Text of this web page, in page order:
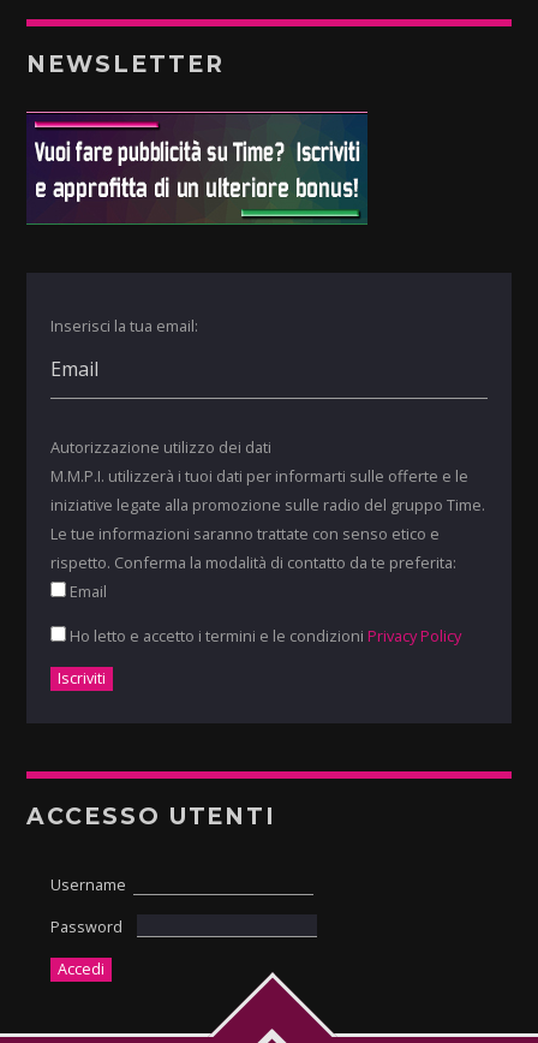
NEWSLETTER
Inserisci la tua email:
Autorizzazione utilizzo dei dati
M.M.P.I. utilizzerà i tuoi dati per informarti sulle offerte e le
iniziative legate alla promozione sulle radio del gruppo Time.
Le tue informazioni saranno trattate con senso etico e
rispetto. Conferma la modalità di contatto da te preferita:
Email
Ho letto e accetto i termini e le condizioni Privacy Policy
ACCESSO UTENTI
Username
Password